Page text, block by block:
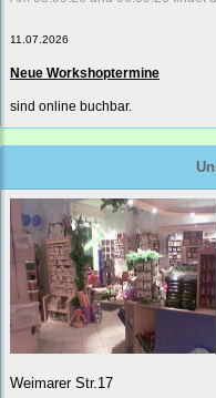
11.07.2026
Neue Workshoptermine
sind online buchbar.
Weimarer Str.17